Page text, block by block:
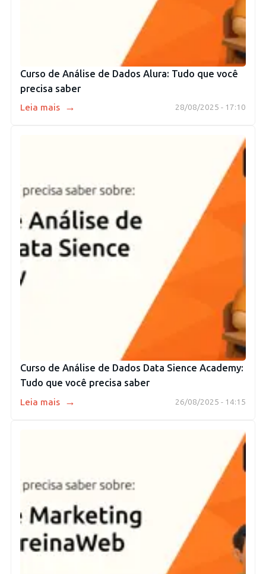
Curso de Análise de Dados Alura: Tudo que você
precisa saber
28/08/2025 - 17:10
Leia mais →
Curso de Análise de Dados Data Sience Academy:
Tudo que você precisa saber
26/08/2025 - 14:15
Leia mais →